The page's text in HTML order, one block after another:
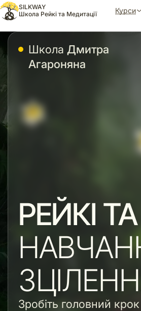
Перейти
до
SILKWAY
Школа Рейкі та Медитації
Курси
Школа Дмитра
Агароняна
РЕЙКІ
Зробіть головний